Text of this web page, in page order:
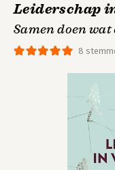
8
Leiderschap
Samen doen